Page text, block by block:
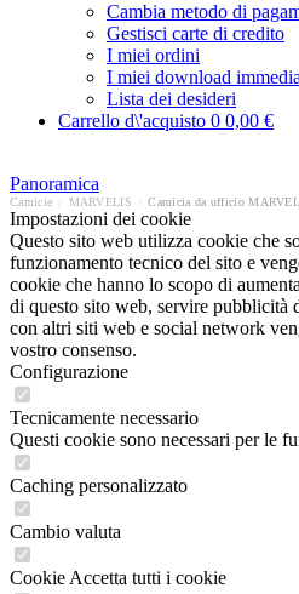
Cambia metodo di
Gestisci carte di credito
I miei ordini
I miei download
Lista dei desideri
Carrello d\'acquisto 0 0,00 €
Panoramica
Camicie MARVELIS Camicia da ufficio
Impostazioni dei cookie
Questo sito web utilizza cookie che
funzionamento tecnico del sito e
cookie che hanno lo scopo di
di questo sito web, servire pubblicità
con altri siti web e social network
vostro consenso.
Configurazione
Tecnicamente necessario
Questi cookie sono necessari per le
Caching personalizzato
Cambio valuta
Cookie Accetta tutti i cookie